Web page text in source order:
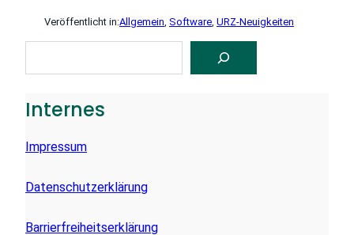
Veröffentlicht in:Allgemein Software URZ-Neuigkeiten
C
Internes
Impressum
Datenschutzerklärung
Barrierfreiheitserklärung